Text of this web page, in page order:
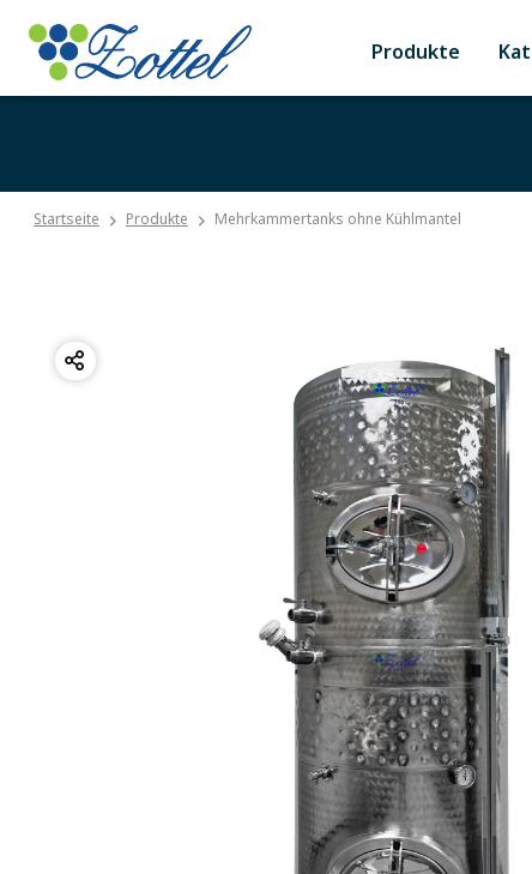
Produkte
Startseite Produkte Mehrkammertanks ohne Kühlmantel